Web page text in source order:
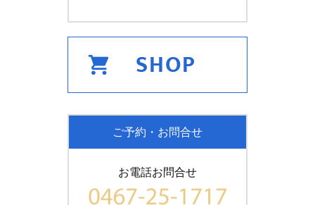
ご予約・お問合せ
お電話お問合せ